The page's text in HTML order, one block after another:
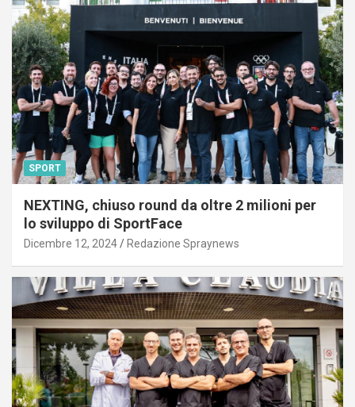
SPORT
NEXTING, chiuso round da oltre 2 milioni per
lo sviluppo di SportFace
Dicembre 12, 2024 Redazione Spraynews